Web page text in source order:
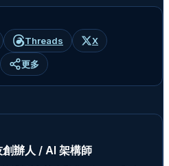
Threads X
更多
創辦人 / AI 架構師